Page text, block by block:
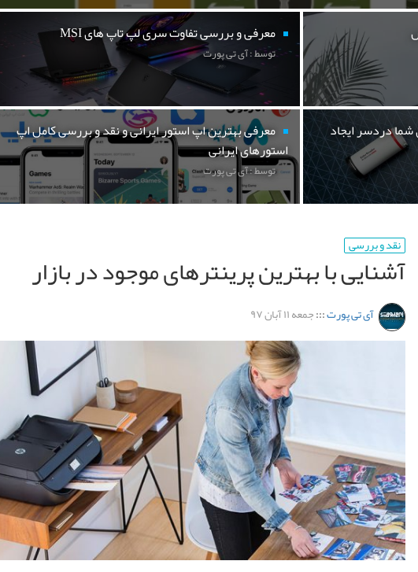
معرفی و بررسی تفاوت سری لپ تاپ های MSI
توسط : آی تی پورت
شما دردسر ایجاد معرفی بهترین اپ استور ایرانی و نقد و بررسی کامل اپ
استورهای ایرانی
توسط : آی تی پورت
نقد و بررسی
آشنایی با بهترین پرینترهای موجود در بازار
آی تی پورت:::جمعه ۱۱ آبان ۹۷